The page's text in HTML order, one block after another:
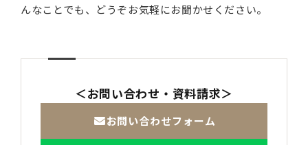
んなことでも、どうぞお気軽にお聞かせください。
＜お問い合わせ・資料請求＞
お問い合わせフォーム